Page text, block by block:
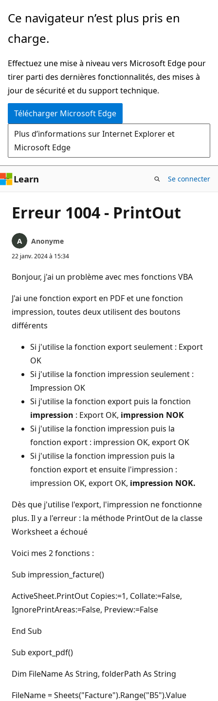
Passer
directement
au
principal
Ce navigateur n’est plus pris en
charge.
Effectuez une mise à niveau vers Microsoft Edge pour
tirer parti des dernières fonctionnalités, des mises à
jour de sécurité et du support technique.
Télécharger Microsoft Edge
Plus d’informations sur Internet Explorer et
Microsoft Edge
Learn Se connecter
Erreur 1004 - PrintOut
Anonyme
22 janv. 2024 à 15:34
Bonjour, j'ai un problème avec mes fonctions VBA
J'ai une fonction export en PDF et une fonction
impression, toutes deux utilisent des boutons
différents
Si j'utilise la fonction export seulement : Export
OK
Si j'utilise la fonction impression seulement :
Impression OK
Si j'utilise la fonction export puis la fonction
impression : Export OK, impression NOK
Si j'utilise la fonction impression puis la
fonction export : impression OK, export OK
Si j'utilise la fonction impression puis la
fonction export et ensuite l'impression :
impression OK, export OK, impression NOK.
Dès que j'utilise l'export, l'impression ne fonctionne
plus. Il y a l'erreur : la méthode PrintOut de la classe
Worksheet a échoué
Voici mes 2 fonctions :
Sub impression_facture()
ActiveSheet.PrintOut Copies:=1, Collate:=False,
IgnorePrintAreas:=False, Preview:=False
End Sub
Sub export_pdf()
Dim FileName As String, folderPath As String
FileName = Sheets("Facture").Range("B5").Value